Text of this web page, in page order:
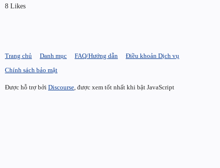
8 Likes
Trang chủ Danh mục FAQ/Hướng dẫn
Điều khoản Dịch vụ
Chính sách bảo mật
Được hỗ trợ bởi Discourse, được xem tốt nhất khi bật JavaScript